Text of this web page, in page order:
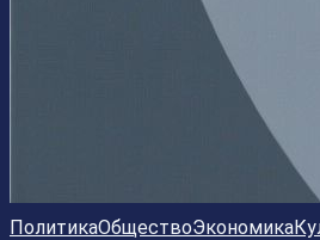
ПолитикаОбществоЭкономика